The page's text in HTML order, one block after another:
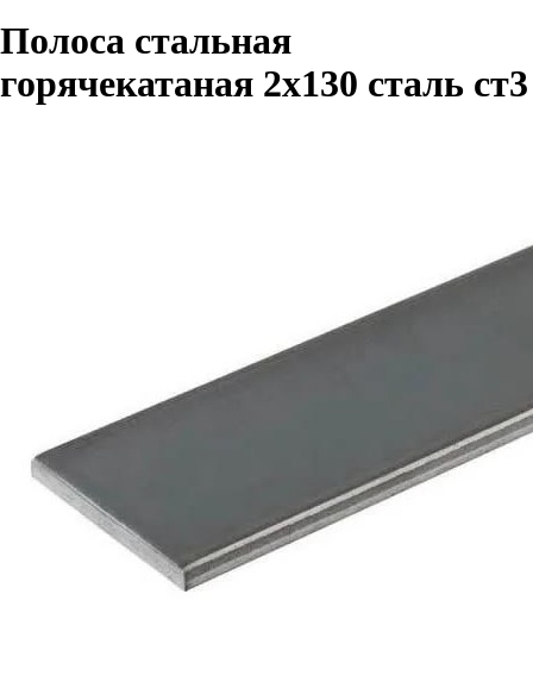
Полоса стальная
горячекатаная 2х130 сталь ст3